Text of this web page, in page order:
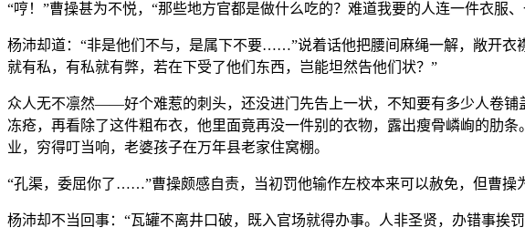
“哼！”曹操甚为不悦，“那些地方官都是做什么吃的？难道我要的人连一件衣服
杨沛却道：“非是他们不与，是属下不要……”说着话他把腰间麻绳一解，敞开
就有私，有私就有弊，若在下受了他们东西，岂能坦然告他们状？”
众人无不凛然——好个难惹的刺头，还没进门先告上一状，不知要有多少人卷
冻疮，再看除了这件粗布衣，他里面竟再没一件别的衣物，露出瘦骨嶙峋的肋
业，穷得叮当响，老婆孩子在万年县老家住窝棚。
“孔渠，委屈你了……”曹操颇感自责，当初罚他输作左校本来可以赦免，但曹操
杨沛却不当回事：“瓦罐不离井口破，既入官场就得办事。人非圣贤，办错事挨